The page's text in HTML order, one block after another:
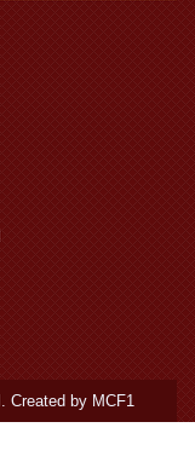
. Created by MCF1